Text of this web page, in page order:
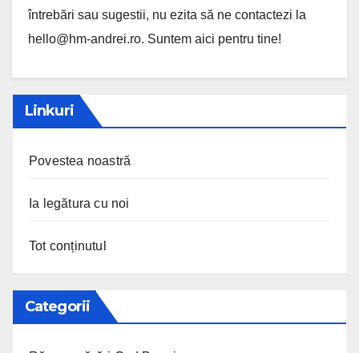
întrebări sau sugestii, nu ezita să ne contactezi la
hello@hm-andrei.ro. Suntem aici pentru tine!
Linkuri
Povestea noastră
Ia legătura cu noi
Tot conținutul
Categorii